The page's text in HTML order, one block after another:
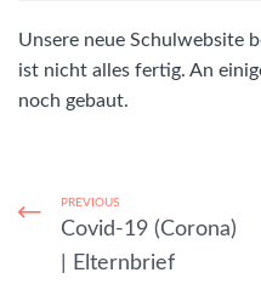
Unsere neue Schulwebsite
ist nicht alles fertig. An
noch gebaut.
PREVIOUS
Covid-19 (Corona)
| Elternbrief